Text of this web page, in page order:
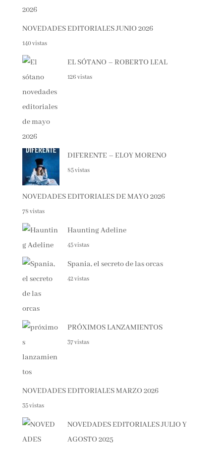
NOVEDADES EDITORIALES JUNIO 2026
140 vistas
EL SÓTANO – ROBERTO LEAL
126 vistas
DIFERENTE – ELOY MORENO
85 vistas
NOVEDADES EDITORIALES DE MAYO 2026
78 vistas
Haunting Adeline
45 vistas
Spania, el secreto de las orcas
42 vistas
PRÓXIMOS LANZAMIENTOS
37 vistas
NOVEDADES EDITORIALES MARZO 2026
35 vistas
NOVEDADES EDITORIALES JULIO Y
AGOSTO 2025